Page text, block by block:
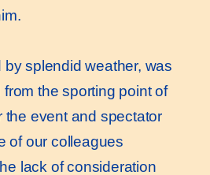
splendid weather, was
the sporting point of
the event and spectator
of our colleagues
lack of consideration